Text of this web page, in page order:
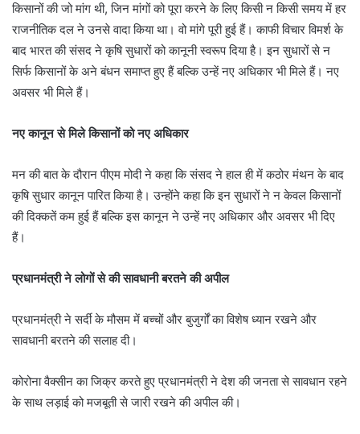
किसानों की जो मांग थी, जिन मांगों को पूरा करने के लिए किसी न किसी समय में हर
राजनीतिक दल ने उनसे वादा किया था। वो मांगे पूरी हुई हैं। काफी विचार विमर्श के
बाद भारत की संसद ने कृषि सुधारों को कानूनी स्वरूप दिया है। इन सुधारों से न
सिर्फ किसानों के अने बंधन समाप्त हुए हैं बल्कि उन्हें नए अधिकार भी मिले हैं। नए
अवसर भी मिले हैं।
नए कानून से मिले किसानों को नए अधिकार
मन की बात के दौरान पीएम मोदी ने कहा कि संसद ने हाल ही में कठोर मंथन के बाद
कृषि सुधार कानून पारित किया है। उन्होंने कहा कि इन सुधारों ने न केवल किसानों
की दिक्कतें कम हुई हैं बल्कि इस कानून ने उन्हें नए अधिकार और अवसर भी दिए
हैं।
प्रधानमंत्री ने लोगों से की सावधानी बरतने की अपील
प्रधानमंत्री ने सर्दी के मौसम में बच्चों और बुजुर्गों का विशेष ध्यान रखने और
सावधानी बरतने की सलाह दी।
कोरोना वैक्सीन का जिक्र करते हुए प्रधानमंत्री ने देश की जनता से सावधान रहने
के साथ लड़ाई को मजबूती से जारी रखने की अपील की।